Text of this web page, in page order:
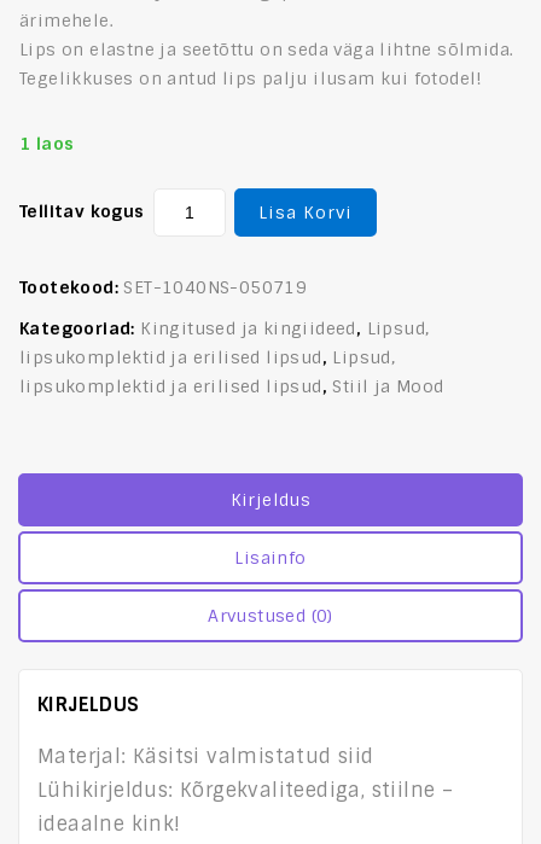
ärimehele.
Lips on elastne ja seetõttu on seda väga lihtne sõlmida.
Tegelikkuses on antud lips palju ilusam kui fotodel!
1 laos
Tellitav kogus Lisa Korvi
Tootekood: SET-1040NS-050719
Kategooriad: Kingitused ja kingiideed, Lipsud,
lipsukomplektid ja erilised lipsud, Lipsud,
lipsukomplektid ja erilised lipsud, Stiil ja Mood
Kirjeldus
Lisainfo
Arvustused (0)
KIRJELDUS
Materjal: Käsitsi valmistatud siid
Lühikirjeldus: Kõrgekvaliteediga, stiilne –
ideaalne kink!